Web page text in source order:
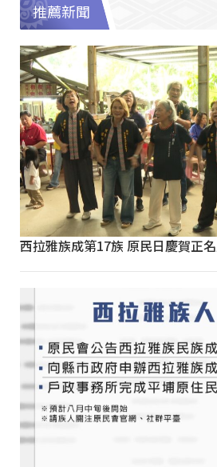
推薦新聞
西拉雅族成第17族 原民日慶賀正